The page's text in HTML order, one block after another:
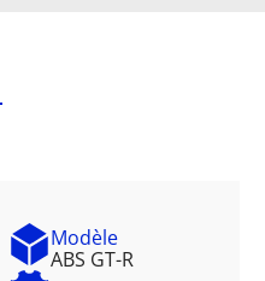
Modèle
ABS GT-R